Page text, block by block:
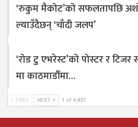
‘रुकुम मैकोट’को सफलतापछि
ल्याउँदैछन् ‘चाँदी जलप’
‘रोड टु एभरेस्ट’को पोस्टर र टिजर
मा काठमाडौँमा…
PREV NEXT 1 of 4,837